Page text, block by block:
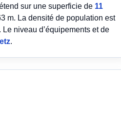
sur une superficie de 11
m. La densité de population est
. Le niveau d’équipements et de
.